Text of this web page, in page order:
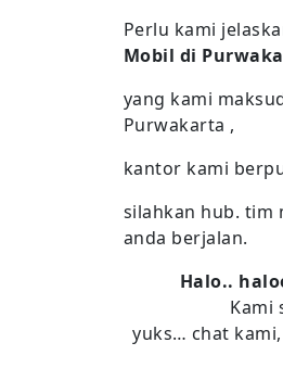
Perlu kami
Mobil di
yang kami
Purwakarta ,
kantor kami
silahkan hub. tim
anda berjalan.
Halo..
Kami
yuks… chat